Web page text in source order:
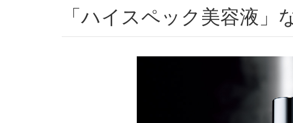
「ハイスペック美容液」